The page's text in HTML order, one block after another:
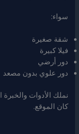
سواء:
شقة صغيرة
فيلا كبيرة
دور أرضي
دور علوي بدون مصعد
نملك الأدوات
كان الموقع.